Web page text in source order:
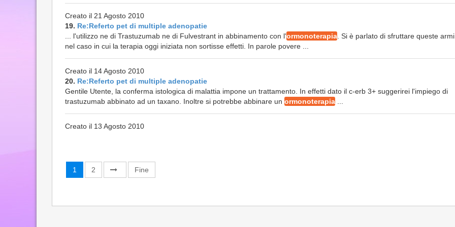
Creato il 21 Agosto 2010
19. Re:Referto pet di multiple adenopatie
... l'utilizzo ne di Trastuzumab ne di Fulvestrant in abbinamento con l'ormonoterapia . Si è parlato di sfruttare queste
nel caso in cui la terapia oggi iniziata non sortisse effetti. In parole povere ...
Creato il 14 Agosto 2010
20. Re:Referto pet di multiple adenopatie
Gentile Utente, la conferma istologica di malattia impone un trattamento. In effetti dato il c-erb 3+ suggerirei l'impiego di
trastuzumab abbinato ad un taxano. Inoltre si potrebbe abbinare un ormonoterapia
Creato il 13 Agosto 2010
1 2 Fine